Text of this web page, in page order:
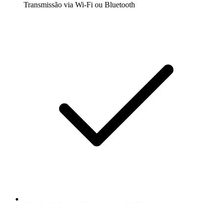
Transmissão via Wi-Fi ou Bluetooth